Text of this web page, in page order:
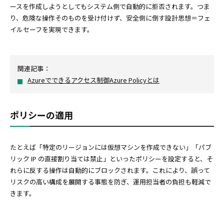
ースを作成しようとしてもシステム側で自動的に拒否されます。つま
り、危険な操作そのものを受け付けず、安全側に倒す設計思想＝フェ
イルセーフを実現できます。
関連記事：
Azureでできるアクセス制御Azure Policyとは
ポリシーの適用
たとえば「特定のリージョンには仮想マシンを作成できない」「パブ
リック IP の直接割り当ては禁止」といったポリシーを設定すると、そ
れらに反する操作は自動的にブロックされます。これにより、誤って
リスクの高い構成を展開する事態を防ぎ、運用担当者の負担も軽減で
きます。